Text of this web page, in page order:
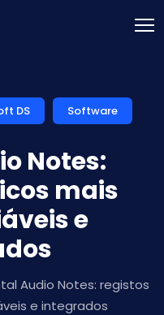
DS Software
Notes:
mais
e
Audio Notes: registos
e integrados